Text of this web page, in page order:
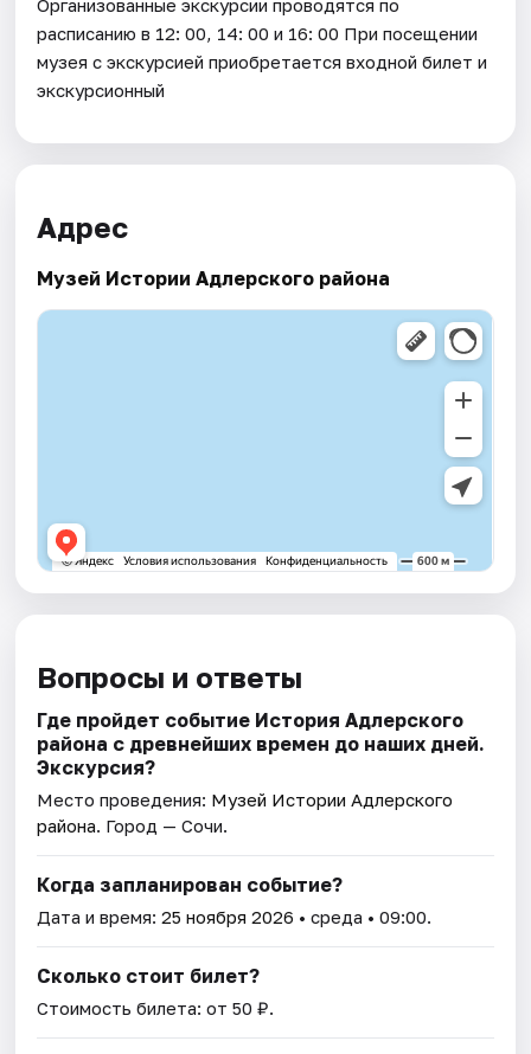
Организованные экскурсии проводятся по
расписанию в 12: 00, 14: 00 и 16: 00 При посещении
музея с экскурсией приобретается входной билет и
экскурсионный
Адрес
Музей Истории Адлерского района
Вопросы и ответы
Где пройдет событие История Адлерского
района с древнейших времен до наших дней.
Экскурсия?
Место проведения: Музей Истории Адлерского
района. Город — Сочи.
Когда запланирован событие?
Дата и время:25 ноября 2026 • среда • 09:00.
Сколько стоит билет?
Стоимость билета: от 50 ₽.